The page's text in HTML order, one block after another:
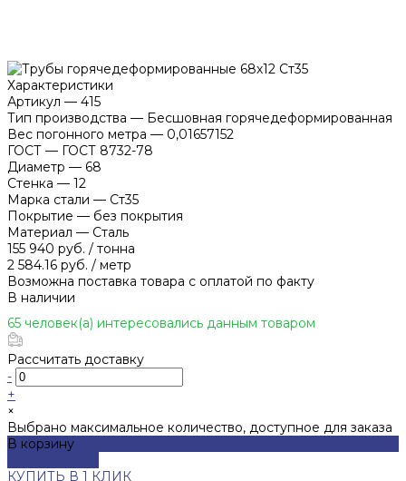
Характеристики
Артикул — 415
Тип производства — Бесшовная горячедеформированная
Вес погонного метра — 0,01657152
ГОСТ — ГОСТ 8732-78
Диаметр — 68
Стенка — 12
Марка стали — Ст35
Покрытие — без покрытия
Материал — Сталь
155 940 руб. / тонна
2 584.16 руб. / метр
Возможна поставка товара с оплатой по факту
В наличии
65 человек(а) интересовались данным товаром
Рассчитать доставку
-
+
×
Выбрано максимальное количество, доступное для заказа
В корзину
КУПИТЬ В 1 КЛИК